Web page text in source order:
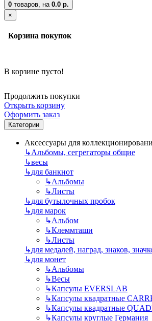
0 товаров, на 0.0 р.
×
Корзина покупок
В корзине пусто!
Продолжить покупки
Открыть корзину
Оформить заказ
Категории
Аксессуары для
↳Альбомы, сегрегаторы общие
↳весы
↳для банкнот
↳Альбомы
↳Листы
↳для бутылочных пробок
↳для марок
↳Альбом
↳Клеммташи
↳Листы
↳для медалей, наград, знаков,
↳для монет
↳Альбомы
↳Весы
↳Капсулы EVERSLAB
↳Капсулы квадратные
↳Капсулы квадратные
↳Капсулы круглые Германия